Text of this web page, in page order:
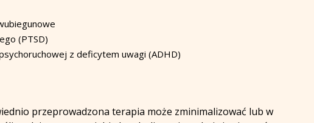
(PTSD)
z deficytem uwagi (ADHD)
przeprowadzona terapia może zminimalizować lub w